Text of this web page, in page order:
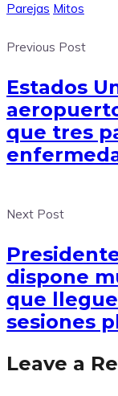
Parejas Mitos
Previous Post
Estados
que tres
Next Post
dispone
que
sesiones
Leave a